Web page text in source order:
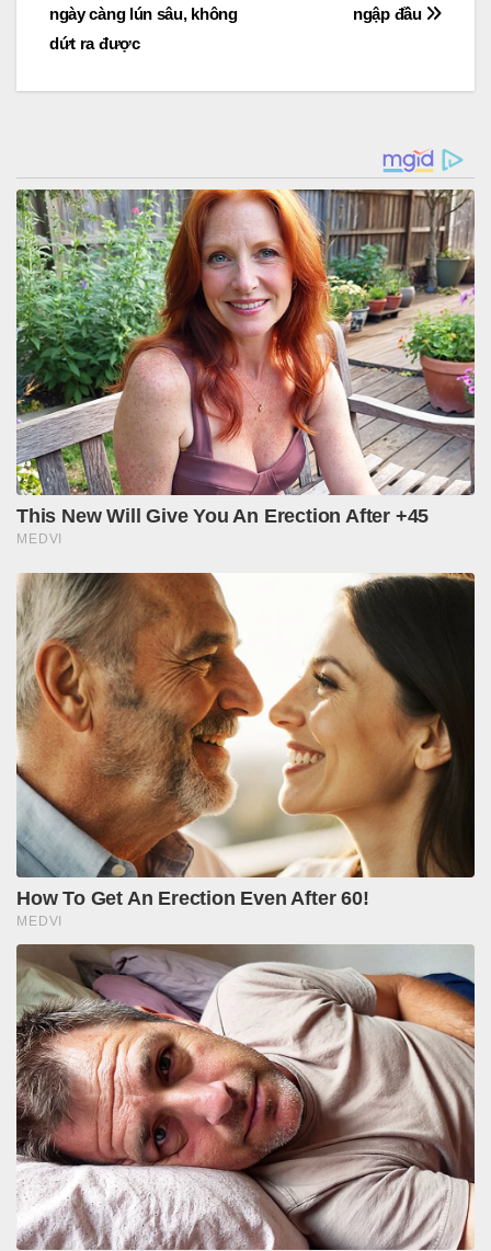
ngập đầu
ngày càng lún sâu, không
dứt ra được